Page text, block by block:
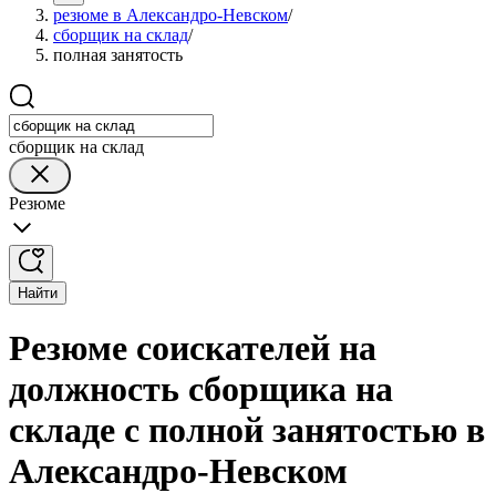
резюме в Александро-Невском/
сборщик на склад/
полная занятость
сборщик на склад
Резюме
Найти
Резюме соискателей на
должность сборщика на
складе с полной занятостью в
Александро-Невском